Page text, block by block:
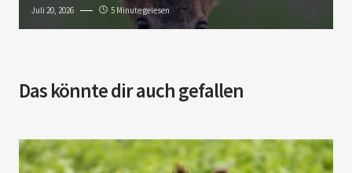
Juli 20, 2026 5 Minute gelesen
Das könnte dir auch gefallen